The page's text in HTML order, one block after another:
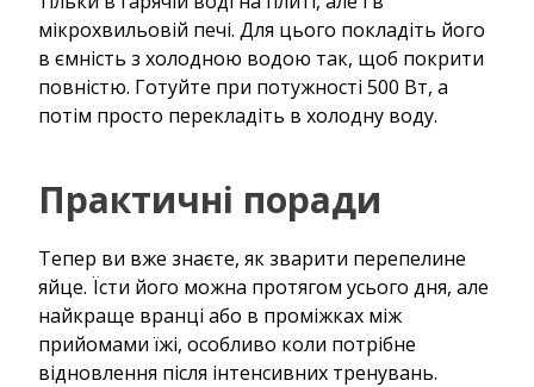
мікрохвильовій печі. Для цього покладіть його
в ємність з холодною водою так, щоб покрити
повністю. Готуйте при потужності 500 Вт, а
потім просто перекладіть в холодну воду.
Практичні поради
Тепер ви вже знаєте, як зварити перепелине
яйце. Їсти його можна протягом усього дня, але
найкраще вранці або в проміжках між
прийомами їжі, особливо коли потрібне
відновлення після інтенсивних тренувань.